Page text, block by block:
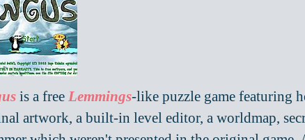
is a free Lemmings-like puzzle game featuring
artwork, a built-in level editor, a worldmap,